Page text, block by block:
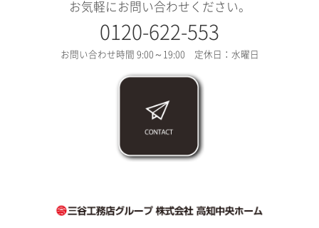
お気軽にお問い合わせください。
0120-622-553
お問い合わせ時間 9:00～19:00 定休日：水曜日